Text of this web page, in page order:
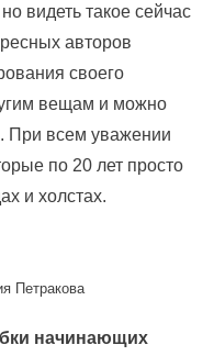
видеть такое сейчас
авторов
своего
вещам и можно
При всем уважении
по 20 лет просто
и холстах.
Петракова
начинающих